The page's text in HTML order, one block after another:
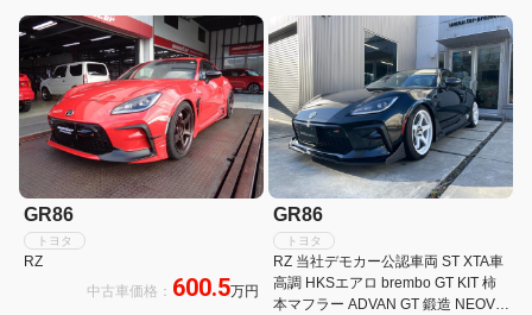
GR86
トヨタ
RZ
中古車価格： 600.5万円
GR86
トヨタ
RZ 当社デモカー公認車両 ST XTA車
高調 HKSエアロ brembo GT KIT 柿
本マフラー ADVAN GT 鍛造 NEOVA